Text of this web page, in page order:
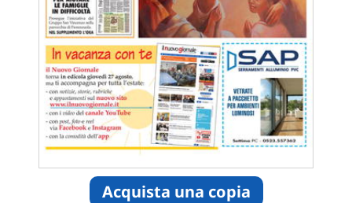
Acquista una copia